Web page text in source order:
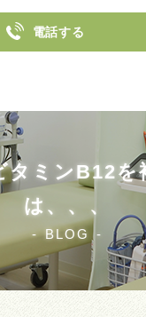
電話する
タミンB12を
は、、、
BLOG